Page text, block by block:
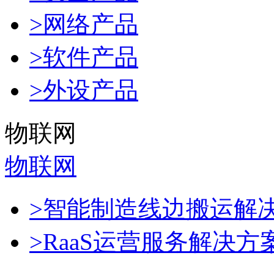
>网络产品
>软件产品
>外设产品
物联网
物联网
>智能制造线边搬运解
>RaaS运营服务解决方